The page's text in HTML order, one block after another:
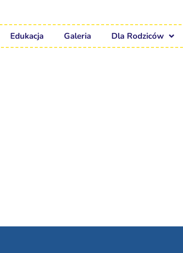
Edukacja Galeria Dla Rodziców